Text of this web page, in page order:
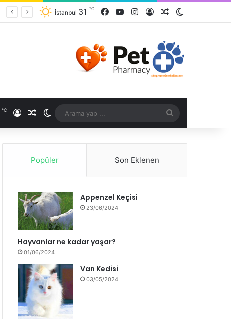
İstanbul 31 ℃
℃
Popüler Son Eklenen
Appenzel Keçisi
23/06/2024
Hayvanlar ne kadar yaşar?
01/06/2024
Van Kedisi
03/05/2024